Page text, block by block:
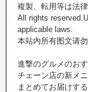
複製、転用等は法
All rights
applicable laws.
本站內所有图文请
進撃のグルメのお
チェーン店の新メ
まとめてお届けす